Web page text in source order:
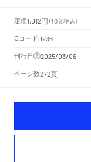
定価1,012円 （10％税込）
Cコード0236
刊行日 2025/03/06
ページ数272頁